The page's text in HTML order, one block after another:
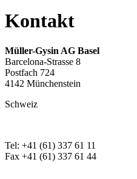
Kontakt
Müller-Gysin AG Basel
Barcelona-Strasse 8
Postfach 724
4142 Münchenstein
Schweiz
Tel: +41 (61) 337 61 11
Fax +41 (61) 337 61 44